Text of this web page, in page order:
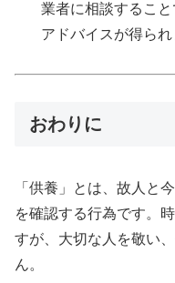
業者に相談するこ
アドバイスが得られ
おわりに
「供養」とは、故人と
を確認する行為です。
すが、大切な人を敬い
ん。